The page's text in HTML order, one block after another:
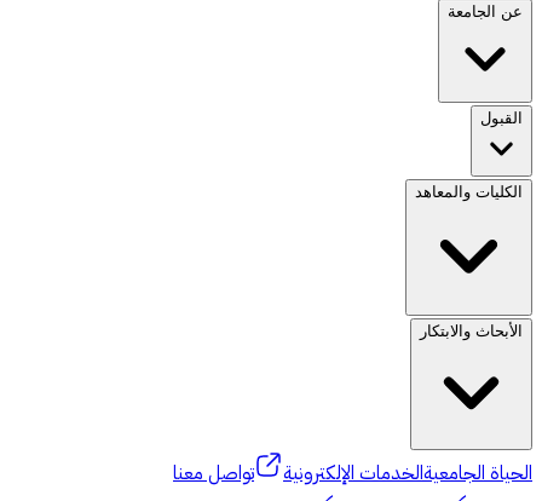
عن الجامعة
القبول
الكليات والمعاهد
الأبحاث والابتكار
الحياة الجامعيةالخدمات الإلكترونية
تواصل معنا